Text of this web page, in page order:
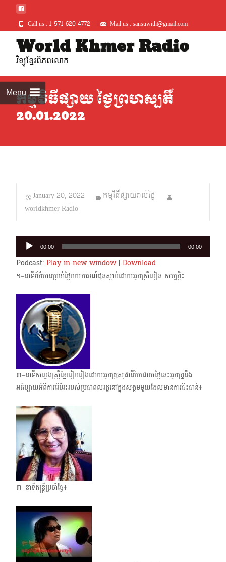
Call us : 1-571-620-4772 Mail us : sansuwith@gmail.com
World Khmer Radio
វិទ្យុខ្មែរពិភពលោក
Menuកម្មវិធីផ្សាយ ថ្ងៃព្រហស្បតិ៍
20.01.2022
January 20, 2022
កម្មវិធីផ្សាយរាល់ថ្ងៃ
worldkhmer Radio
Audio
Player
00:00 00:00
Podcast: Play in new window| Download
១–នាទីព័ត៌មានប្រចាំថ្ងៃរាយការណ៍ជូនស្តាប់ដោយអ្នកស្រីមៀន សម្បត្តិ៖
៣–នាទីសម្លេងស្ត្រីខ្មែររៀបរៀងដោយអ្នកគ្រូសុផានីបៃដោយថ្ងៃនេះអ្នកគ្រូនឹង
អធិប្បាយអំពីការរើបំរះ​របស់​ប្រជាពលរដ្ឋនៅក្នុងសង្គមមួយដែលមានការជិះជាន់៖​
៣–នាទីតន្ត្រីប្រចាំថ្ងៃ៖